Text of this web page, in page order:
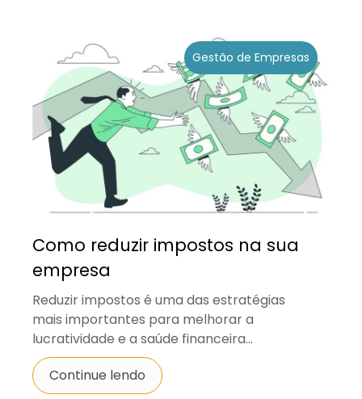
Gestão de Empresas
Como reduzir impostos na sua
empresa
Reduzir impostos é uma das estratégias
mais importantes para melhorar a
lucratividade e a saúde financeira...
Continue lendo